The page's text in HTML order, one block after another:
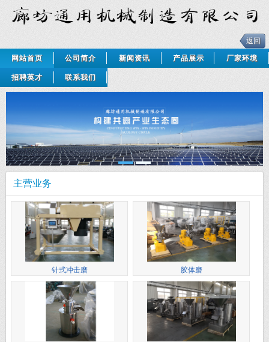
返回
网站首页 公司简介 新闻资讯 产品展示 厂家环境
招聘英才 联系我们
主营业务
针式冲击磨 胶体磨